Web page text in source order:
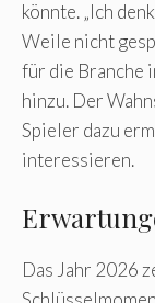
könnte. „Ich
Weile nicht
für die Branche
hinzu. Der
Spieler dazu
interessieren.
Das Jahr 2026